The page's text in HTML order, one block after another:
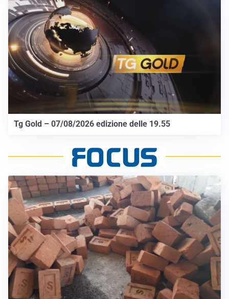
Tg Gold – 07/08/2026 edizione delle 19.55